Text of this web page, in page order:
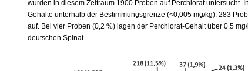
wurden in diesem Zeitraum 1900 Proben auf Perchlorat untersucht.
Gehalte unterhalb der Bestimmungsgrenze (<0,005 mg/kg). 283
auf. Bei vier Proben (0,2 %) lagen der Perchlorat-Gehalt über 0,5
deutschen Spinat.